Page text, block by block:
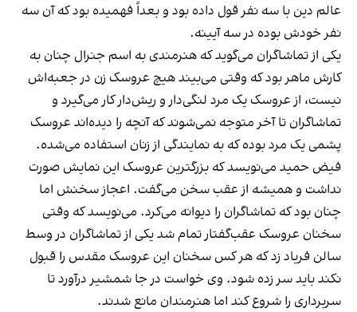
عالم دین با سه نفر قول داده بود و بعداً فهمیده بود که آن سه
نفر خودش بوده در سه آیینه.
یکی از تماشاگران می‌گوید که هنرمندی به اسم جنرال چنان به
کارش ماهر بود که وقتی می‌بیند هیچ عروسک زن در جعبه‌اش
نیست، از عروسک یک مرد لنگی‌دار و ریش‌دار کار می‌گیرد و
تماشاگران تا آخر متوجه نمی‌شوند که آنچه را دیده‌اند عروسک
پشمی یک مرد بوده که به نمایندگی از زنان استفاده می‌شده.
فیض حمید می‌نویسد که بزرگترین عروسک این نمایش صورت
نداشت و همیشه از عقب سخن می‌گفت. اعجاز سخنش اما
چنان بود که تماشاگران را دیوانه می‌کرد. می‌نویسد که وقتی
سخنان عروسک عقب‌گفتار تمام شد یکی از تماشاگران در وسط
سالن فریاد زد که هر کس سخنان این عروسک مقدس را قبول
نکند باید سر زده شود. وی خواست در جا شمشیر درآورد تا
سربرداری را شروع کند اما هنرمندان مانع شدند.